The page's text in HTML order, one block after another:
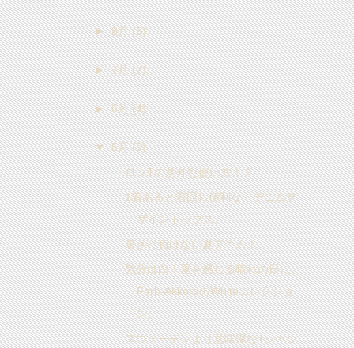
►8月(5)
►7月(7)
►6月(4)
▼5月(9)
ロンTの意外な使い方！？
1着あると着回し便利な、デニムデ
ザイントップス。
暑さに負けない夏デニム！
気分は白！夏を感じる晴れの日に。
Farb-AkkordのWhiteコレクショ
ン。
スウェーデンより意味深なTシャツ